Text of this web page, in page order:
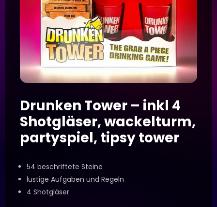
Drunken Tower – inkl 4
Shotgläser, wackelturm,
partyspiel, tipsy tower
54 beschriftete Steine
lustige Aufgaben und Regeln
4 Shotgläser